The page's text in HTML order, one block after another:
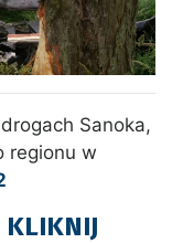
Sanoka,
regionu w
KLIKNIJ